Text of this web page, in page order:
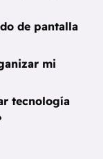
de pantalla
mi
tecnología